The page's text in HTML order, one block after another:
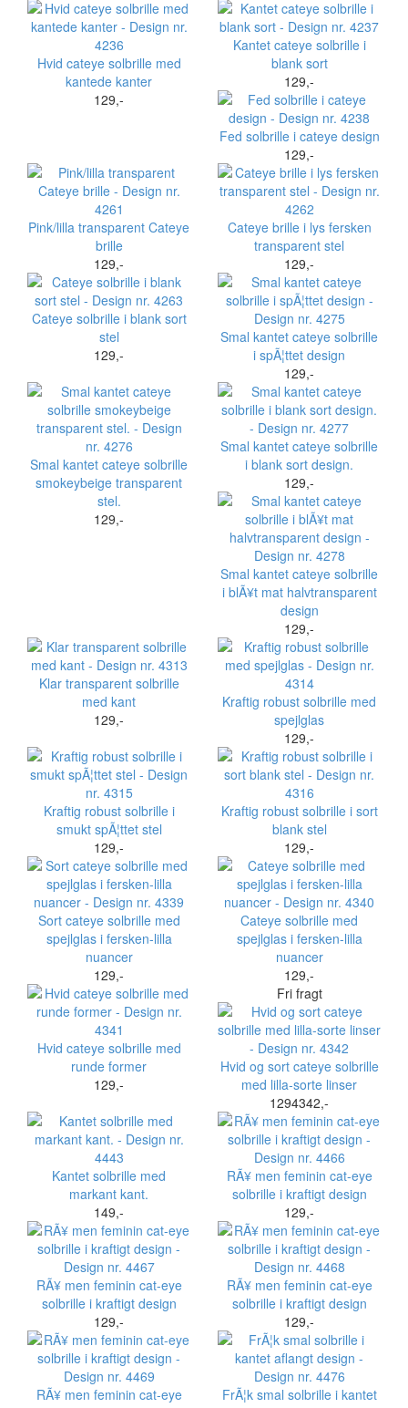
Hvid cateye solbrille med
kantede kanter
129,-
Kantet cateye solbrille i
blank sort
129,-
Fed solbrille i cateye design
129,-
Pink/lilla transparent Cateye
brille
129,-
Cateye brille i lys fersken
transparent stel
129,-
Cateye solbrille i blank sort
stel
129,-
Smal kantet cateye solbrille
i spÃ¦ttet design
129,-
Smal kantet cateye solbrille
smokeybeige transparent
stel.
129,-
Smal kantet cateye solbrille
i blank sort design.
129,-
Smal kantet cateye solbrille
i blÃ¥t mat halvtransparent
design
129,-
Klar transparent solbrille
med kant
129,-
Kraftig robust solbrille med
spejlglas
129,-
Kraftig robust solbrille i
smukt spÃ¦ttet stel
129,-
Kraftig robust solbrille i sort
blank stel
129,-
Sort cateye solbrille med
spejlglas i fersken-lilla
nuancer
129,-
Cateye solbrille med
spejlglas i fersken-lilla
nuancer
129,-
Hvid cateye solbrille med
runde former
129,-
Fri fragt
Hvid og sort cateye solbrille
med lilla-sorte linser
1294342,-
Kantet solbrille med
markant kant.
149,-
RÃ¥ men feminin cat-eye
solbrille i kraftigt design
129,-
RÃ¥ men feminin cat-eye
solbrille i kraftigt design
129,-
RÃ¥ men feminin cat-eye
solbrille i kraftigt design
129,-
RÃ¥ men feminin cat-eye
FrÃ¦k smal solbrille i kantet